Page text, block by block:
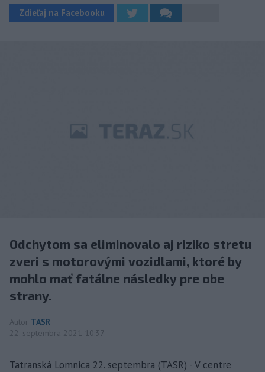
Zdieľaj na Facebooku
Odchytom sa eliminovalo aj riziko stretu
zveri s motorovými vozidlami, ktoré by
mohlo mať fatálne následky pre obe
strany.
Autor TASR
22. septembra 2021 10:37
Tatranská Lomnica 22. septembra (TASR) - V centre